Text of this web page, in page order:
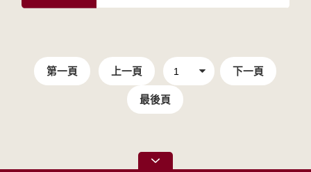
第一頁 上一頁 下一頁
最後頁